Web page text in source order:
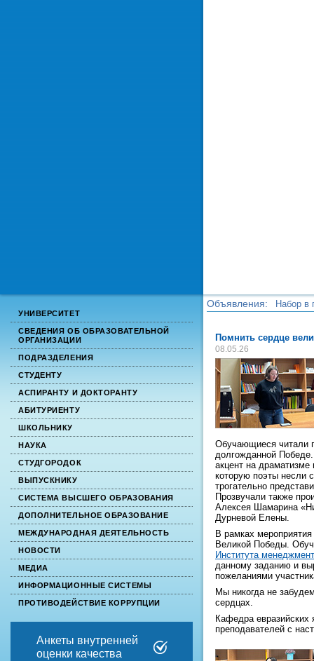
УНИВЕРСИТЕТ
СВЕДЕНИЯ ОБ ОБРАЗОВАТЕЛЬНОЙ
ОРГАНИЗАЦИИ
ПОДРАЗДЕЛЕНИЯ
СТУДЕНТУ
АСПИРАНТУ И ДОКТОРАНТУ
АБИТУРИЕНТУ
ШКОЛЬНИКУ
НАУКА
СТУДГОРОДОК
ВЫПУСКНИКУ
СИСТЕМА ВЫСШЕГО ОБРАЗОВАНИЯ
ДОПОЛНИТЕЛЬНОЕ ОБРАЗОВАНИЕ
МЕЖДУНАРОДНАЯ ДЕЯТЕЛЬНОСТЬ
НОВОСТИ
МЕДИА
ИНФОРМАЦИОННЫЕ СИСТЕМЫ
ПРОТИВОДЕЙСТВИЕ КОРРУПЦИИ
Анкеты внутренней
оценки качества
Объявления:
Набор в
Помнить сердце
08.05.26
Обучающиеся читали
долгожданной
акцент на
которую поэты несли
трогательно
Прозвучали также
Алексея Шамарина
Дурневой Елены.
В рамках
Великой Победы.
Института
данному заданию и
пожеланиями
Мы никогда не
сердцах.
Кафедра евразийских
преподавателей с